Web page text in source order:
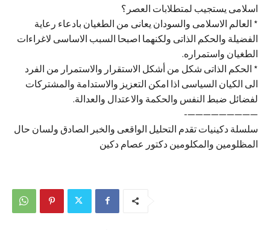
اسلامى يستجيب لمتطلابات العصر؟
* العالم الاسلامى والسودان يعانى من الطغيان بادعاء رعاية
الفضيلة والحكم الذاتى ولكنهما اصبحا السبب الاساسى لاغراءات
الطغيان واستمراره.
* الحكم الذاتى شكل من أشكل الاستقرار والاستمرار من الفرد
الى الكيان السياسى اذا امكن التعزيز والاستدامة والمشتركات
لفضائل ضبط النفس والحكمة والاعتدال والعدالة.
—————————-
سلسلة دكينيات تقدم التحليل الواقعى والخبر الصادق ولسان حال
المظلومين والمكلومين دكتور عصام دكين